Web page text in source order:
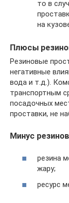
то в
на
Плюсы
Резиновые
негативные
вода и т.д.).
транспортным
посадочных
проставки, не
Минус
резина
жару;
ресурс